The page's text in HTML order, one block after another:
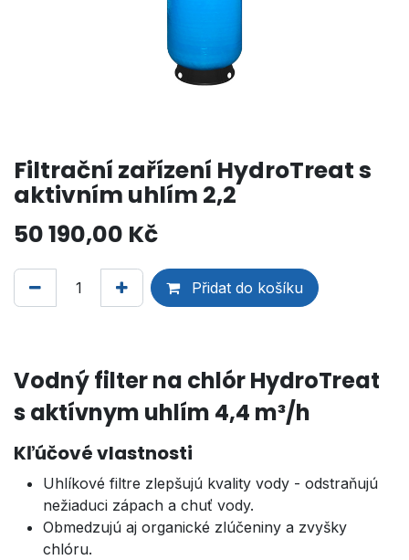
Filtrační zařízení HydroTreat s
aktivním uhlím 2,2
50 190,00 Kč
Přidat do košíku
Vodný filter na chlór HydroTreat
s aktívnym uhlím 4,4 m³/h
Kľúčové vlastnosti
Uhlíkové filtre zlepšujú kvality vody - odstraňujú
nežiaduci zápach a chuť vody.
Obmedzujú aj organické zlúčeniny a zvyšky
chlóru.